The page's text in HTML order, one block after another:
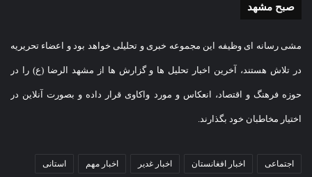
صبح مشهد
مشی رسانه ای وظیفه این مجموعه خبری و تحلیلی خواهد بود و اعضاء تحریریه
در تلاش هستند، آخرین اخبار تحلیل ها و گزارش ها از مشهد الرضا (ع) را در
حوزه فرهنگ و اقتصاد، انعکاس و مورد واکاوی قرار داده و بصورت آنلاین در
اختیار مخاطبان خود بگذارند.
اجتماعی اخبار افغانستان اخبار غدیر اخبار مهم استانی